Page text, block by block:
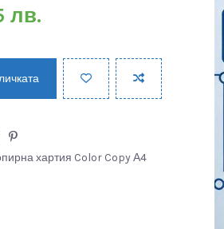
лв.
хартия Color Copy А4